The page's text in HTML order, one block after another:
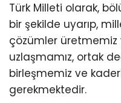
Türk Milleti olarak,
bir şekilde uyarıp,
çözümler
uzlaşmamız, ortak
birleşmemiz ve
gerekmektedir.